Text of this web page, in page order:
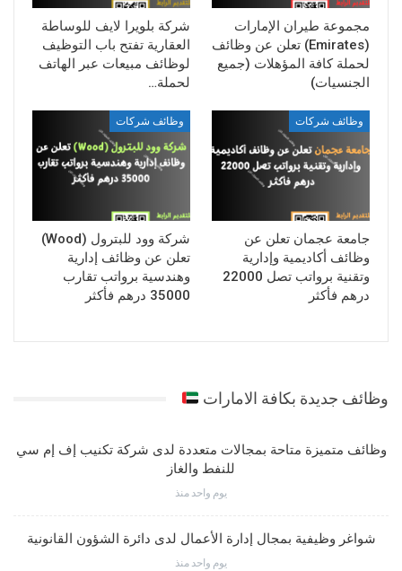
مجموعة طيران الإمارات
(Emirates) تعلن عن وظائف
لحملة كافة المؤهلات (جميع
الجنسيات)
شركة بلويرا لايف للوساطة
العقارية تفتح باب التوظيف
لوظائف مبيعات عبر الهاتف
لحملة…
وظائف شركات
جامعة عجمان تعلن عن
وظائف أكاديمية وإدارية
وتقنية برواتب تصل 22000
درهم فأكثر
وظائف شركات
شركة وود للبترول (Wood)
تعلن عن وظائف إدارية
وهندسية برواتب تقارب
35000 درهم فأكثر
وظائف جديدة بكافة الامارات
وظائف متميزة متاحة بمجالات متعددة لدى شركة تكنيب إف إم سي
للنفط والغاز
يوم واحد منذ
شواغر وظيفية بمجال إدارة الأعمال لدى دائرة الشؤون القانونية
يوم واحد منذ